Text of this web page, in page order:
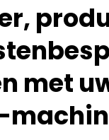
met